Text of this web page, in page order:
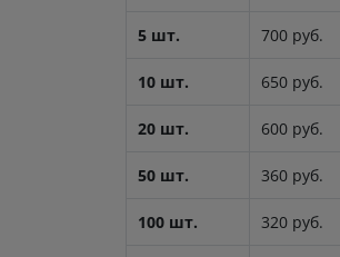
5 шт. 700 руб.
10 шт. 650 руб.
20 шт. 600 руб.
50 шт. 360 руб.
100 шт. 320 руб.